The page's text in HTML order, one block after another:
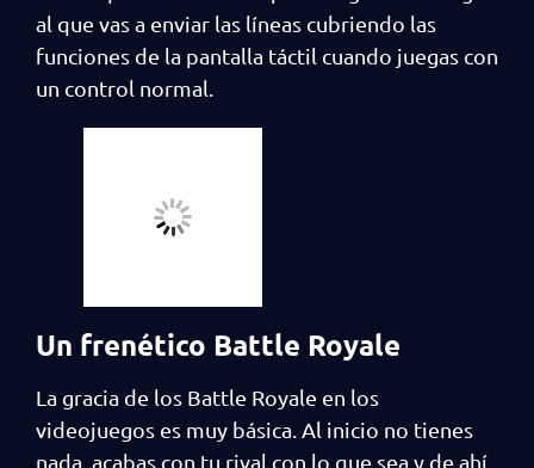
al que vas a enviar las líneas cubriendo las
funciones de la pantalla táctil cuando juegas con
un control normal.
Un frenético Battle Royale
La gracia de los Battle Royale en los
videojuegos es muy básica. Al inicio no tienes
nada, acabas con tu rival con lo que sea y de ahí